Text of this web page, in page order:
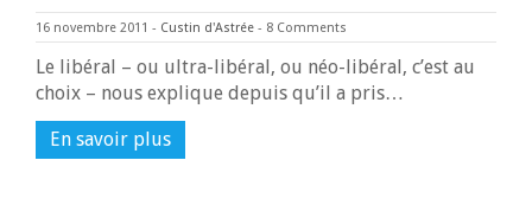
16 novembre 2011 - Custin d'Astrée - 8 Comments
Le libéral – ou ultra-libéral, ou néo-libéral, c’est au
choix – nous explique depuis qu’il a pris…
En savoir plus